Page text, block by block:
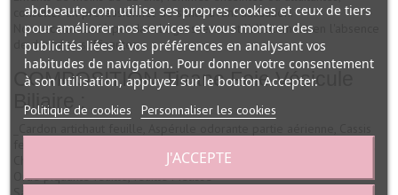
consulter un professionnel de santé avant utilisation.
Non recommandé pendant la grossesse et l'allaitement en l'absence
de données suffisantes
COMPOSITION Tisane Foie Vésicule
Biliaire :
Chicorée feuille, Menthe douce feuille, Matricaire capitule floral,
Ortie piquante feuille, feuille Mélisse
abcbeaute.com utilise ses propres cookies et ceux de tiers
pour améliorer nos services et vous montrer des
publicités liées à vos préférences en analysant vos
habitudes de navigation. Pour donner votre consentement
à son utilisation, appuyez sur le bouton Accepter.
Politique de cookies Personnaliser les cookies
J'ACCEPTE